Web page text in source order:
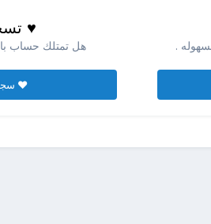
.
♥
هل تمتلك حساب
♥